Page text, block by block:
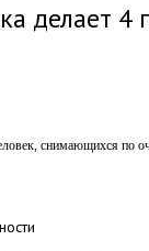
делает
снимающихся по